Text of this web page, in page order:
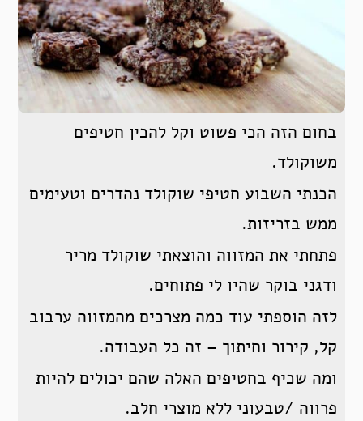
בחום הזה הכי פשוט וקל להכין חטיפים
משוקולד.
הכנתי השבוע חטיפי שוקולד נהדרים וטעימים
ממש בזריזות.
פתחתי את המזווה והוצאתי שוקולד מריר
ודגני בוקר שהיו לי פתוחים.
לזה הוספתי עוד כמה מצרכים מהמזווה ערבוב
קל, קירור וחיתוך – זה כל העבודה.
ומה שכיף בחטיפים האלה שהם יכולים להיות
פרווה /טבעוני ללא מוצרי חלב.